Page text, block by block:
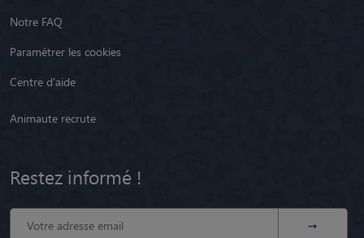
Notre FAQ
Paramétrer les cookies
Centre d'aide
Animaute recrute
Restez informé !